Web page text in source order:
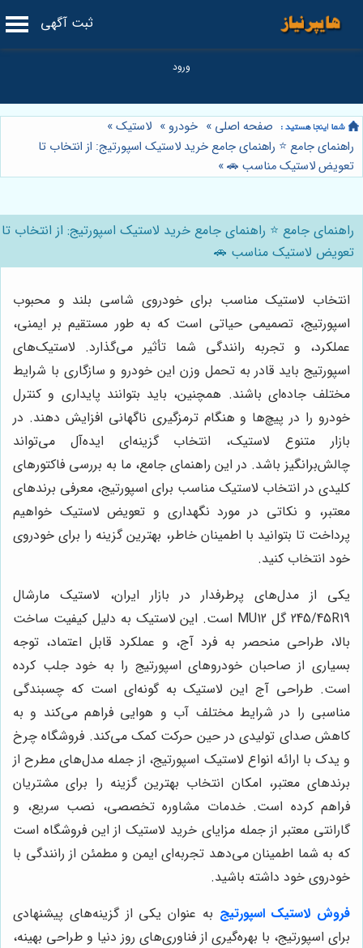
ثبت آگهی
صفحه اصلی » خودرو » لاستیک»
راهنمای جامع ⭐️ راهنمای جامع خرید لاستیک اسپورتیج: از انتخاب تا
تعویض لاستیک مناسب 🚗»
راهنمای جامع ⭐️ راهنمای جامع خرید لاستیک اسپورتیج: از انتخاب تا
تعویض لاستیک مناسب 🚗
انتخاب لاستیک مناسب برای خودروی شاسی بلند و محبوب
اسپورتیج، تصمیمی حیاتی است که به طور مستقیم بر ایمنی،
عملکرد، و تجربه رانندگی شما تأثیر می‌گذارد. لاستیک‌های
اسپورتیج باید قادر به تحمل وزن این خودرو و سازگاری با شرایط
مختلف جاده‌ای باشند. همچنین، باید بتوانند پایداری و کنترل
خودرو را در پیچ‌ها و هنگام ترمزگیری ناگهانی افزایش دهند. در
بازار متنوع لاستیک، انتخاب گزینه‌ای ایده‌آل می‌تواند
چالش‌برانگیز باشد. در این راهنمای جامع، ما به بررسی فاکتورهای
کلیدی در انتخاب لاستیک مناسب برای اسپورتیج، معرفی برندهای
معتبر، و نکاتی در مورد نگهداری و تعویض لاستیک خواهیم
پرداخت تا بتوانید با اطمینان خاطر، بهترین گزینه را برای خودروی
خود انتخاب کنید.
یکی از مدل‌های پرطرفدار در بازار ایران، لاستیک مارشال
245/45R19 گل MU12 است. این لاستیک به دلیل کیفیت ساخت
بالا، طراحی منحصر به فرد آج، و عملکرد قابل اعتماد، توجه
بسیاری از صاحبان خودروهای اسپورتیج را به خود جلب کرده
است. طراحی آج این لاستیک به گونه‌ای است که چسبندگی
مناسبی را در شرایط مختلف آب و هوایی فراهم می‌کند و به
کاهش صدای تولیدی در حین حرکت کمک می‌کند. فروشگاه چرخ
و یدک با ارائه انواع لاستیک اسپورتیج، از جمله مدل‌های مطرح از
برندهای معتبر، امکان انتخاب بهترین گزینه را برای مشتریان
فراهم کرده است. خدمات مشاوره تخصصی، نصب سریع، و
گارانتی معتبر از جمله مزایای خرید لاستیک از این فروشگاه است
که به شما اطمینان می‌دهد تجربه‌ای ایمن و مطمئن از رانندگی با
خودروی خود داشته باشید.
فروش لاستیک اسپورتیج به عنوان یکی از گزینه‌های پیشنهادی
برای اسپورتیج، با بهره‌گیری از فناوری‌های روز دنیا و طراحی بهینه،